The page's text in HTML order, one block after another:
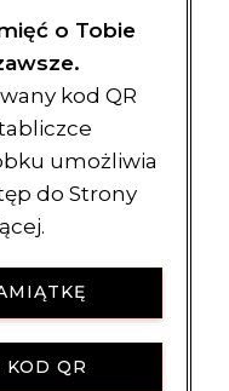
o Tobie
kod QR
umożliwia
do Strony
QR